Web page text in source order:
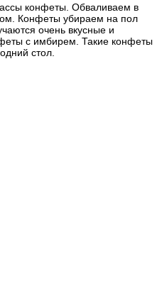
конфеты. Обваливаем в
Конфеты убираем на пол
очень вкусные и
с имбирем. Такие конфеты
стол.